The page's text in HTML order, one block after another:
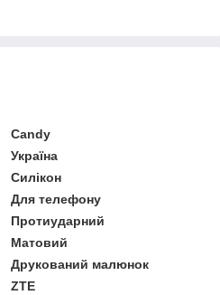
Candy
Україна
Силікон
Для телефону
Протиударний
Матовий
Друкований малюнок
ZTE